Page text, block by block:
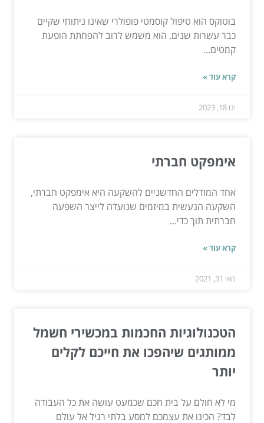
בוטוקס הוא טיפול קוסמטי פופולרי שאינו ניתוחי שקיים
כבר עשרות שנים. הוא משמש לרוב להפחתת הופעת
קמטים...
קרא עוד »
ינו 18, 2023
אימפקט חברתי
אחד המודלים החדשניים להשקעה היא אימפקט חברתי,
השקעה הנעשית במיזמים שנועדה לייצר השפעה
חברתית תוך כדי...
קרא עוד »
מאי 31, 2021
הטכנולוגיות החכמות במכשירי חשמל
ממותגים שיהפכו את חייכם לקלים
יותר
מי לא חולם על בית חכם שכמעט עושה את כל העבודה
לבד? הכינו את עצמכם למסע בלתי רגיל אל עולם